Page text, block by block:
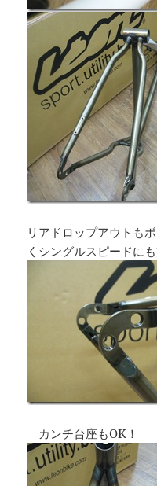
リアドロップアウトも
くシングルスピードにも
カンチ台座もOK！